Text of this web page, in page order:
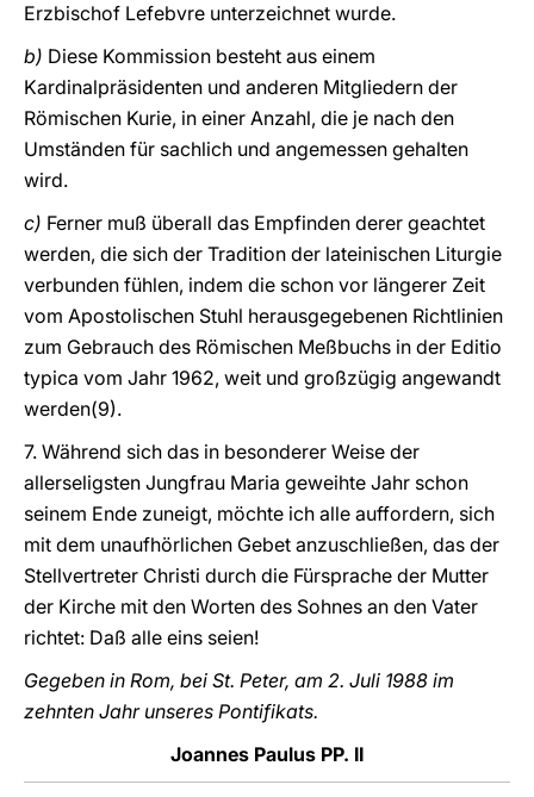
Erzbischof Lefebvre unterzeichnet wurde.
b) Diese Kommission besteht aus einem
Kardinalpräsidenten und anderen Mitgliedern der
Römischen Kurie, in einer Anzahl, die je nach den
Umständen für sachlich und angemessen gehalten
wird.
c) Ferner muß überall das Empfinden derer geachtet
werden, die sich der Tradition der lateinischen Liturgie
verbunden fühlen, indem die schon vor längerer Zeit
vom Apostolischen Stuhl herausgegebenen Richtlinien
zum Gebrauch des Römischen Meßbuchs in der Editio
typica vom Jahr 1962, weit und großzügig angewandt
werden(9).
7. Während sich das in besonderer Weise der
allerseligsten Jungfrau Maria geweihte Jahr schon
seinem Ende zuneigt, möchte ich alle auffordern, sich
mit dem unaufhörlichen Gebet anzuschließen, das der
Stellvertreter Christi durch die Fürsprache der Mutter
der Kirche mit den Worten des Sohnes an den Vater
richtet: Daß alle eins seien!
Gegeben in Rom, bei St. Peter, am 2. Juli 1988 im
zehnten Jahr unseres Pontifikats.
Joannes Paulus PP. II